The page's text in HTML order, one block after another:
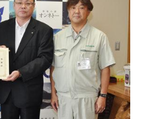
ット
じる